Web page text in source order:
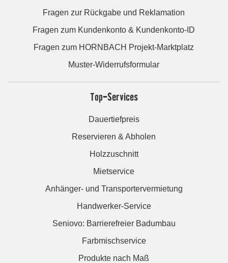
Fragen zur Rückgabe und Reklamation
Fragen zum Kundenkonto & Kundenkonto-ID
Fragen zum HORNBACH Projekt-Marktplatz
Muster-Widerrufsformular
Top-Services
Dauertiefpreis
Reservieren & Abholen
Holzzuschnitt
Mietservice
Anhänger- und Transportervermietung
Handwerker-Service
Seniovo: Barrierefreier Badumbau
Farbmischservice
Produkte nach Maß